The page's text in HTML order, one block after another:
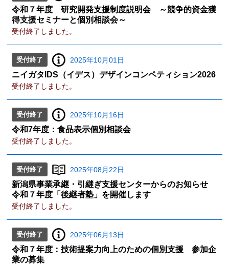
令和７年度 研究開発支援制度説明会 ～競争的資金獲
得支援セミナーと個別相談会～
受付終了しました。
受付終了 2025年10月01日
ニイガタIDS（イデス）デザインコンペティション2026
受付終了しました。
受付終了 2025年10月16日
令和7年度：食品表示個別相談会
受付終了しました。
受付終了 2025年08月22日
新潟県事業承継・引継ぎ支援センターからのお知らせ
令和７年度「後継者塾」を開催します
受付終了しました。
受付終了 2025年06月13日
令和７年度：技術提案力向上のための個別支援 参加企
業の募集